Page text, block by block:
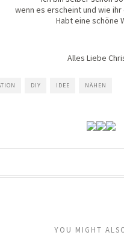
wenn es erscheint und wie
Habt eine schöne
Alles Liebe
DIY IDEE NÄHEN
YOU MIGHT